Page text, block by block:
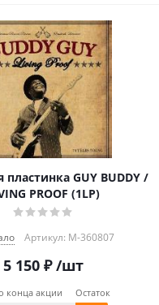
GUY BUDDY /
PROOF (1LP)
Артикул: M-360807
5 150₽ /шт
конца акции Остаток